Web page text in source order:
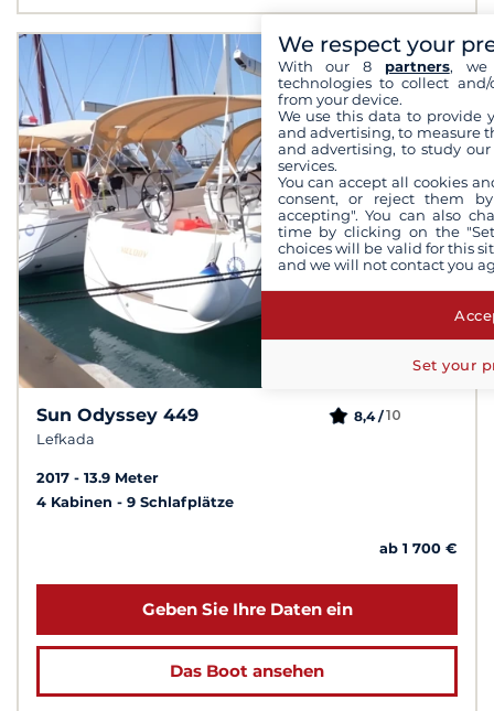
Sun Odyssey 449
Lefkada
8,4 /10
2017
13.9 Meter
4 Kabinen
9 Schlafplätze
ab 1 700 €
Geben Sie Ihre Daten ein
Das Boot ansehen
We respect your
With our 8 partners, we
technologies to collect
from your device.
We use this data to provide
and advertising, to measure
and advertising, to study
services.
You can accept all cookies
consent, or reject them
accepting". You can also
time by clicking on the
choices will be valid for this
and we will not contact you
Set your